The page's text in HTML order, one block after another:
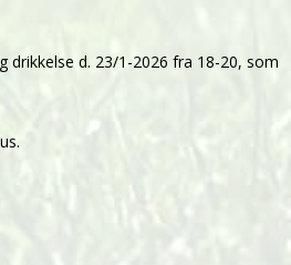
d. 23/1-2026 fra 18-20, som